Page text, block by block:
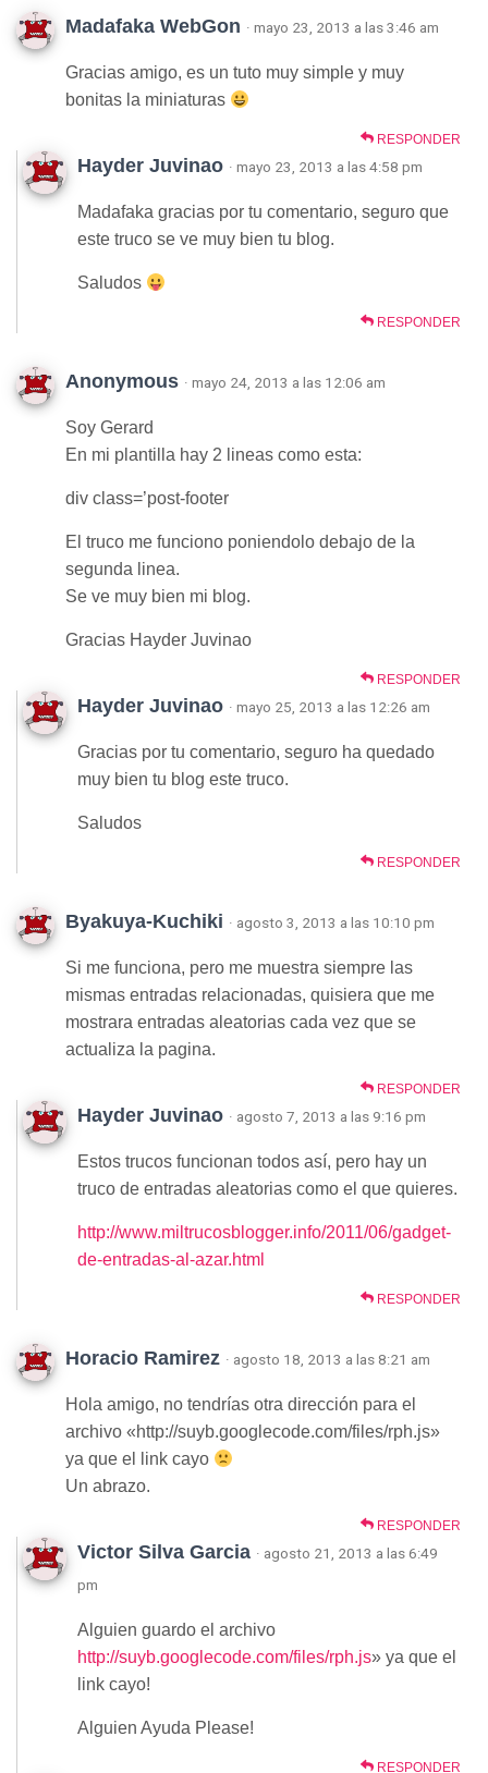
Madafaka WebGon · mayo 23, 2013 a las 3:46 am
Gracias amigo, es un tuto muy simple y muy
bonitas la miniaturas
RESPONDER
Hayder Juvinao · mayo 23, 2013 a las 4:58 pm
Madafaka gracias por tu comentario, seguro que
este truco se ve muy bien tu blog.
Saludos
RESPONDER
Anonymous · mayo 24, 2013 a las 12:06 am
Soy Gerard
En mi plantilla hay 2 lineas como esta:
div class=’post-footer
El truco me funciono poniendolo debajo de la
segunda linea.
Se ve muy bien mi blog.
Gracias Hayder Juvinao
RESPONDER
Hayder Juvinao · mayo 25, 2013 a las 12:26 am
Gracias por tu comentario, seguro ha quedado
muy bien tu blog este truco.
Saludos
RESPONDER
Byakuya-Kuchiki · agosto 3, 2013 a las 10:10 pm
Si me funciona, pero me muestra siempre las
mismas entradas relacionadas, quisiera que me
mostrara entradas aleatorias cada vez que se
actualiza la pagina.
RESPONDER
Hayder Juvinao · agosto 7, 2013 a las 9:16 pm
Estos trucos funcionan todos así, pero hay un
truco de entradas aleatorias como el que quieres.
http://www.miltrucosblogger.info/2011/06/gadget-
de-entradas-al-azar.html
RESPONDER
Horacio Ramirez · agosto 18, 2013 a las 8:21 am
Hola amigo, no tendrías otra dirección para el
archivo «http://suyb.googlecode.com/files/rph.js»
ya que el link cayo
Un abrazo.
RESPONDER
Victor Silva Garcia · agosto 21, 2013 a las 6:49
pm
Alguien guardo el archivo
http://suyb.googlecode.com/files/rph.js» ya que el
link cayo!
Alguien Ayuda Please!
RESPONDER